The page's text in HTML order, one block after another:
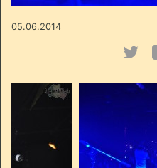
05.06.2014